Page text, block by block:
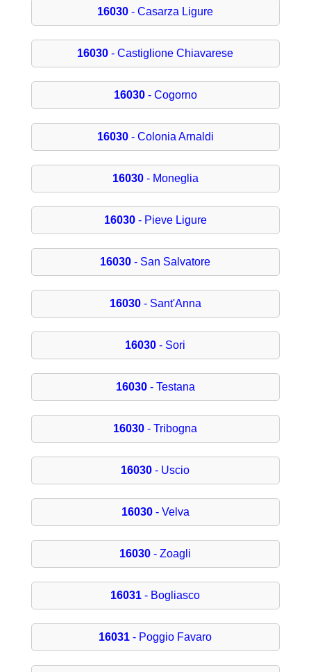
16030 - Casarza Ligure
16030 - Castiglione Chiavarese
16030- Cogorno
16030- Colonia Arnaldi
16030- Moneglia
16030- Pieve Ligure
16030 - San Salvatore
16030- Sant'Anna
16030 - Sori
16030- Testana
16030 - Tribogna
16030 - Uscio
16030- Velva
16030 - Zoagli
16031 - Bogliasco
16031 - Poggio Favaro